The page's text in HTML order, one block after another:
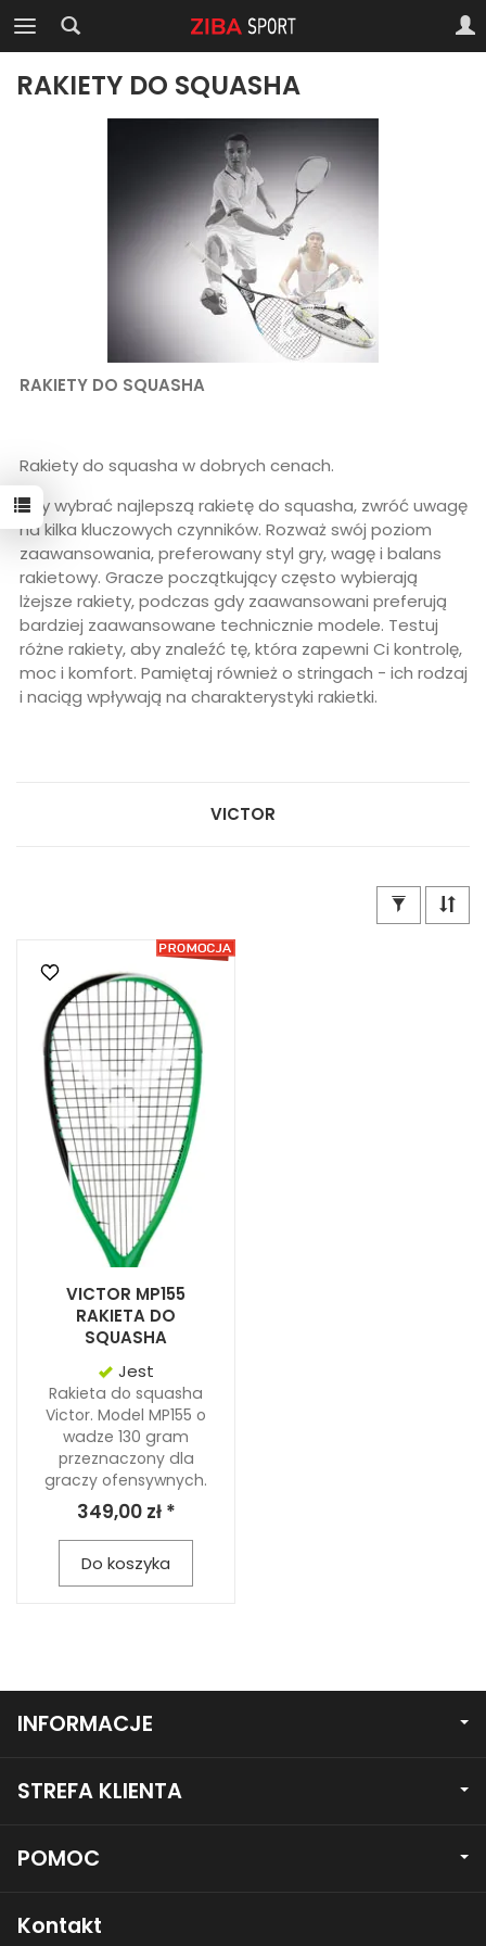
RAKIETY DO SQUASHA
RAKIETY DO SQUASHA
Rakiety do squasha w dobrych cenach.
Aby wybrać najlepszą rakietę do squasha, zwróć uwagę
na kilka kluczowych czynników. Rozważ swój poziom
zaawansowania, preferowany styl gry, wagę i balans
rakietowy. Gracze początkujący często wybierają
lżejsze rakiety, podczas gdy zaawansowani preferują
bardziej zaawansowane technicznie modele. Testuj
różne rakiety, aby znaleźć tę, która zapewni Ci kontrolę,
moc i komfort. Pamiętaj również o stringach - ich rodzaj
i naciąg wpływają na charakterystyki rakietki.
VICTOR
VICTOR MP155
RAKIETA DO
SQUASHA
Jest
Rakieta do squasha
Victor. Model MP155 o
wadze 130 gram
przeznaczony dla
graczy ofensywnych.
349,00 zł *
Do koszyka
INFORMACJE
STREFA KLIENTA
POMOC
Kontakt